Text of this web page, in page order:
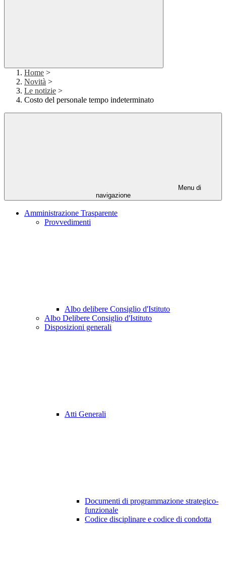
Home >
Novità >
Le notizie >
Costo del personale tempo indeterminato
Menu di
navigazione
Amministrazione Trasparente
Provvedimenti
Albo delibere Consiglio d'Istituto
Albo Delibere Consiglio d'Istituto
Disposizioni generali
Atti Generali
Documenti di programmazione strategico-
funzionale
Codice disciplinare e codice di condotta